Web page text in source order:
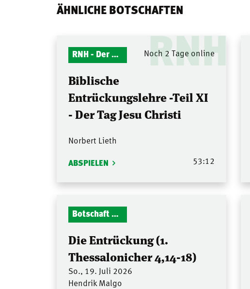
ÄHNLICHE BOTSCHAFTEN
RNH
RNH - Der Mitternachtsruf Noch 2 Tage online
Biblische
Entrückungslehre -Teil XI
- Der Tag Jesu Christi
Norbert Lieth
ABSPIELEN 53:12
Botschaft Zionshalle
Die Entrückung (1.
Thessalonicher 4,14-18)
So., 19. Juli 2026
Hendrik Malgo